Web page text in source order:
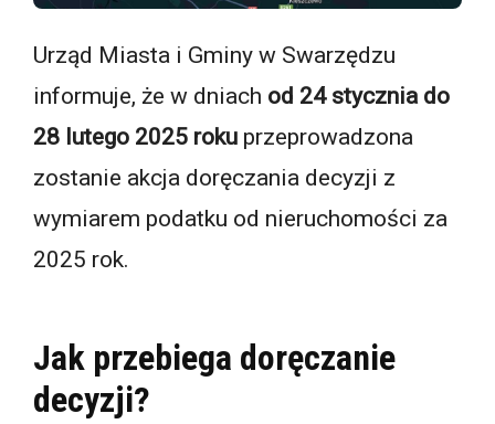
Urząd Miasta i Gminy w Swarzędzu
informuje, że w dniach od 24 stycznia do
28 lutego 2025 roku przeprowadzona
zostanie akcja doręczania decyzji z
wymiarem podatku od nieruchomości za
2025 rok.
Jak przebiega doręczanie
decyzji?